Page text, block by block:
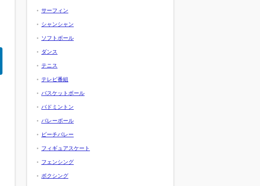
サーフィン
シャンシャン
ソフトボール
ダンス
テニス
テレビ番組
バスケットボール
バドミントン
バレーボール
ビーチバレー
フィギュアスケート
フェンシング
ボクシング